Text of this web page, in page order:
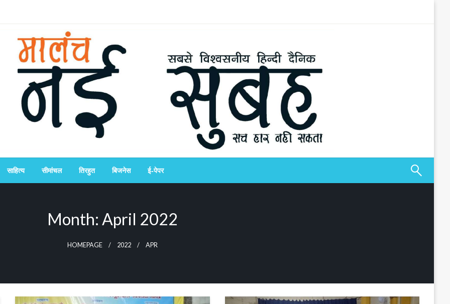
साहित्य सीमांचल तिरहुत बिजनेस ई-पेपर
Month: April 2022
HOMEPAGE 2022 APR